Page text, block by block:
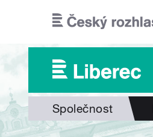
Společnost